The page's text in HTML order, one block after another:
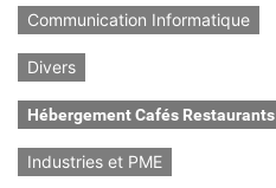
Communication Informatique
Divers
Hébergement Cafés Restaurants
Industries et PME